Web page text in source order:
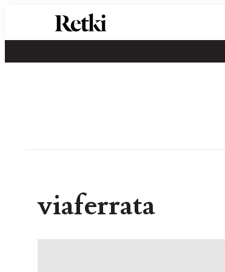
sisältöön
Retki-lehti
Retkeily,
vaellus,
viaferrata